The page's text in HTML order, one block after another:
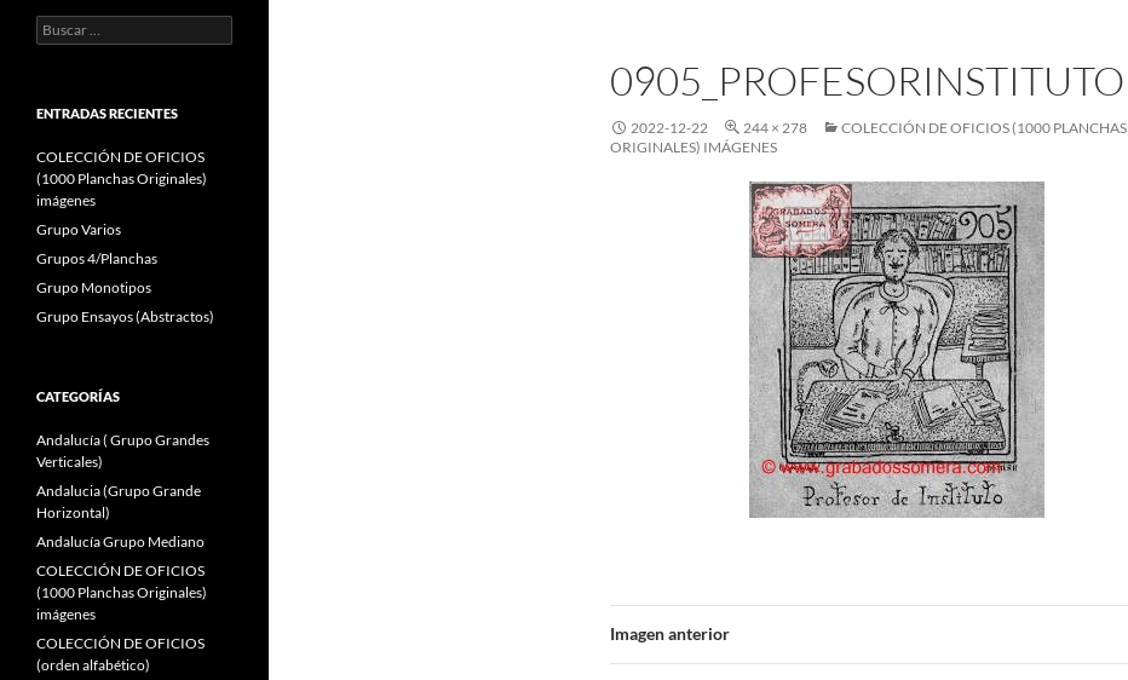
0905_PROFESORINSTITUTO
2022-12-22 244 × 278
COLECCIÓN DE OFICIOS (1000 PLANCHAS
ORIGINALES) IMÁGENES
Imagen anterior
Buscar:
ENTRADAS RECIENTES
COLECCIÓN DE OFICIOS
(1000 Planchas Originales)
imágenes
Grupo Varios
Grupos 4/Planchas
Grupo Monotipos
Grupo Ensayos (Abstractos)
CATEGORÍAS
Andalucía ( Grupo Grandes
Verticales)
Andalucia (Grupo Grande
Horizontal)
Andalucía Grupo Mediano
COLECCIÓN DE OFICIOS
(1000 Planchas Originales)
imágenes
COLECCIÓN DE OFICIOS
(orden alfabético)